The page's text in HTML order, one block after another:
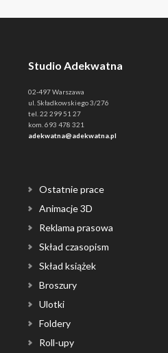
Studio Adekwatna
02-497 Warszawa
ul. Składkowskiego 3/276
tel. 22 299 51 27
kom. 693 478 321
adekwatna@adekwatna.pl
Ostatnie prace
Animacje 3D
Reklama prasowa
Skład czasopism
Skład książek
Broszury
Ulotki
Foldery
Roll-upy